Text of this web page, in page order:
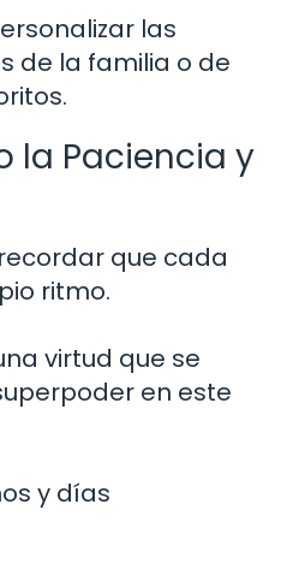
las
de la familia o de
la Paciencia y
que cada
ritmo.
virtud que se
en este
y días